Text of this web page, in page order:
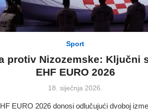
Sport
protiv Nizozemske: Ključni
EHF EURO 2026
Posted
18. siječnja 2026.
EURO 2026 donosi odlučujući dvoboj